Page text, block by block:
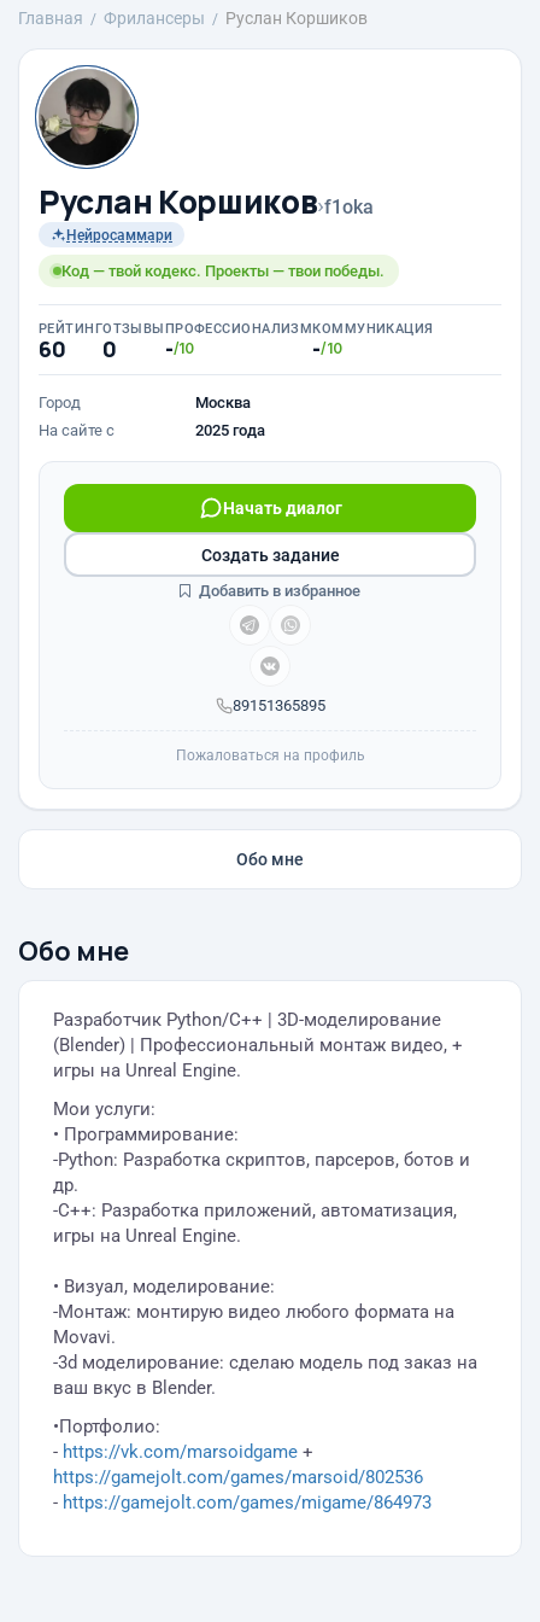
Главная Фрилансеры Руслан Коршиков
Руслан Коршиков›f1oka
Нейросаммари
Код — твой кодекс. Проекты — твои победы.
РЕЙТИНГ
60
ОТЗЫВЫ
0
ПРОФЕССИОНАЛИЗМ
-/10
КОММУНИКАЦИЯ
-/10
Город
Москва
На сайте с
2025 года
89151365895
Начать диалог
Создать задание
Добавить в избранное
Пожаловаться на профиль
Обо мне
Обо мне
Разработчик Python/C++ | 3D-моделирование
(Blender) | Профессиональный монтаж видео, +
игры на Unreal Engine.
Мои услуги:
• Программирование:
-Python: Разработка скриптов, парсеров, ботов и
др.
-C++: Разработка приложений, автоматизация,
игры на Unreal Engine.
• Визуал, моделирование:
-Монтаж: монтирую видео любого формата на
Movavi.
-3d моделирование: сделаю модель под заказ на
ваш вкус в Blender.
•Портфолио:
- https://vk.com/marsoidgame +
https://gamejolt.com/games/marsoid/802536
- https://gamejolt.com/games/migame/864973